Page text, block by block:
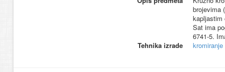
brojevima
kapljastim
Sat ima
6741-5.
Tehnika izrade
kromiranje